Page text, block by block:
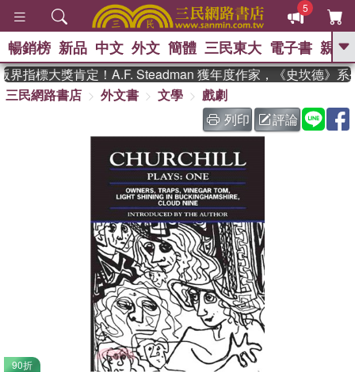
5
GO
熱搜： 東野圭吾
、 如果歷史是一群喵 、 暑期
國際布克獎 臺灣漫遊錄 、 方
孩：黎曼猜想 、 偉大的迷走神經
暢銷榜 新品 中文 外文 簡體 三民東大 電子書 親子
指標大獎肯定！A.F. Steadman 獲年度作家，《史坎德》系
三民網路書店
外文書 文學
戲劇
列印
評論
90折